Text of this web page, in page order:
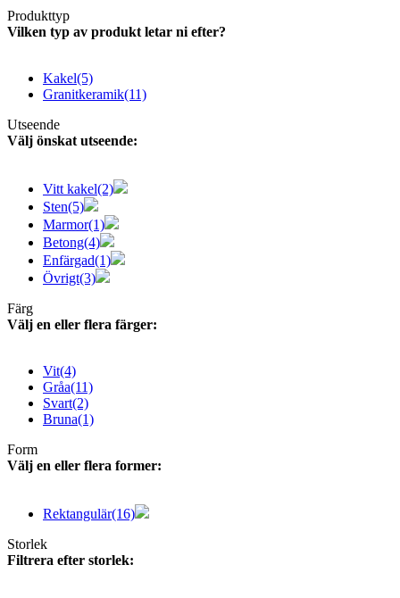
Produkttyp
Vilken typ av produkt letar ni efter?
Kakel(5)
Granitkeramik(11)
Utseende
Välj önskat utseende:
Vitt kakel(2)
Sten(5)
Marmor(1)
Betong(4)
Enfärgad(1)
Övrigt(3)
Färg
Välj en eller flera färger:
Vit(4)
Gråa(11)
Svart(2)
Bruna(1)
Form
Välj en eller flera former:
Rektangulär(16)
Storlek
Filtrera efter storlek: